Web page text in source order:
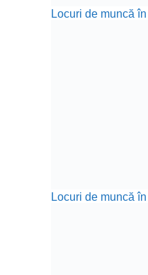
Locuri de muncă
Locuri de muncă